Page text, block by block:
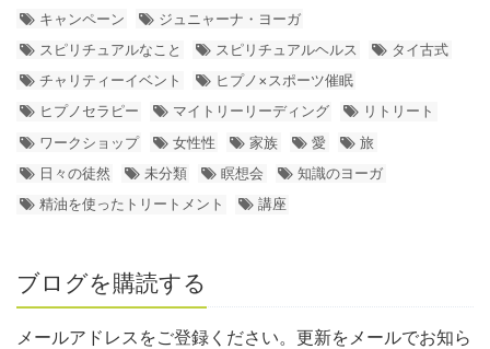
キャンペーン
ジュニャーナ・ヨーガ
スピリチュアルなこと
スピリチュアルヘルス
タイ古式
チャリティーイベント
ヒプノ×スポーツ催眠
ヒプノセラピー
マイトリーリーディング
リトリート
ワークショップ
女性性 家族 愛
旅
日々の徒然
未分類 瞑想会
知識のヨーガ
精油を使ったトリートメント
講座
ブログを購読する
メールアドレスをご登録ください。更新をメールでお知ら